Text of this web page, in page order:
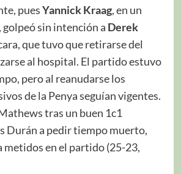
puesYannick Kraag, en un
sin intención a Derek
que tuvo que retirarse del
al hospital. El partido estuvo
pero al reanudarse los
de la Penya seguían vigentes.
tras un buen 1c1
Durán a pedir tiempo muerto,
metidos en el partido (25-23,